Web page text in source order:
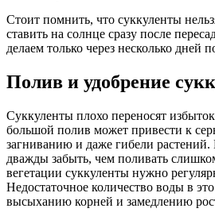
Стоит помнить, что суккуленты
ставить на солнце сразу после
делаем только через несколько дней
Полив и удобрение
Суккуленты плохо переносят
большой полив может привести к
загниванию и даже гибели
дважды забыть, чем поливать
вегетации суккуленты нужно
Недостаточное количество воды в
высыханию корней и замедлению